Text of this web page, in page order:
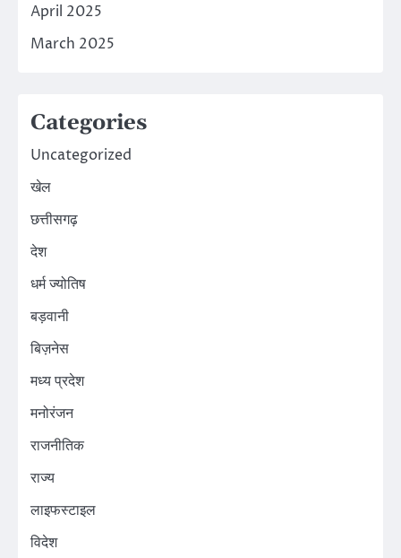
April 2025
March 2025
Categories
Uncategorized
खेल
छत्तीसगढ़
देश
धर्म ज्योतिष
बड़वानी
बिज़नेस
मध्य प्रदेश
मनोरंजन
राजनीतिक
राज्य
लाइफस्टाइल
विदेश